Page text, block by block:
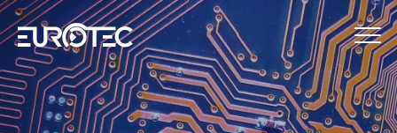
STRUMENTAZIONE